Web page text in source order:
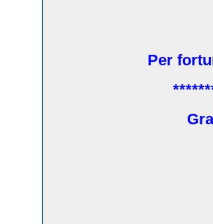
Per